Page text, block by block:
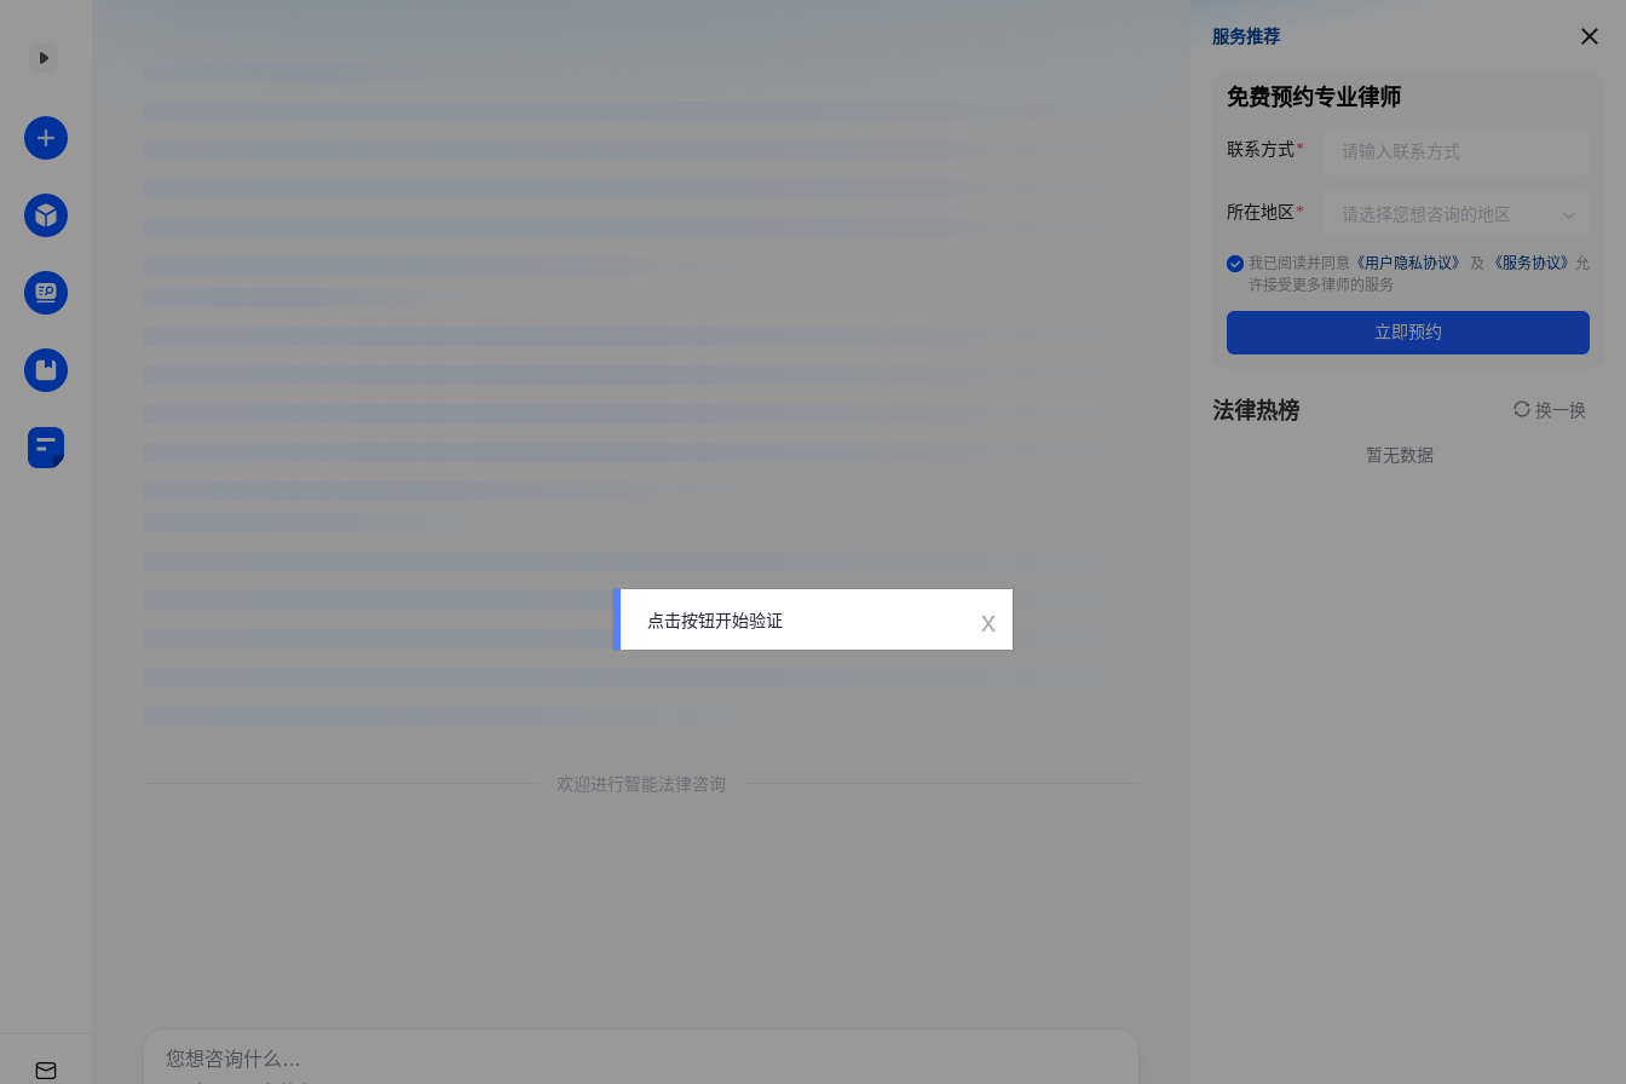
欢迎进行智能法律咨询
服务推荐
服务推荐
免费预约专业律师
联系方式
所在地区
我已阅读并同意 《用户隐私协议》 及 《服务协议》 允
许接受更多律师的服务
立即预约
法律热榜 换一换
暂无数据
点击按钮开始验证 x